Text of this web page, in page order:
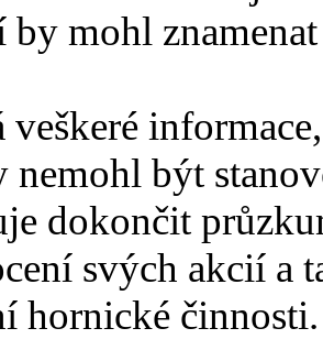
by mohl
veškeré
nemohl být
dokončit
svých akcií a
hornické činnosti.